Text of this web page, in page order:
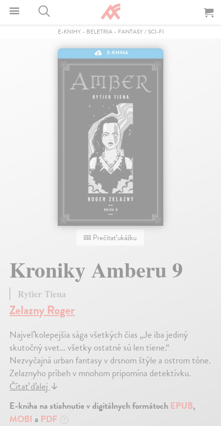
E-KNIHY- BELETRIA- FANTASY / SCI-FI
E-KNIHA
Prečítať ukážku
Kroniky Amberu 9
Rytier Tiena
Zelazny Roger
Najveľkolepejšia sága všetkých čias „Je iba jediný
skutočný svet… všetky ostatné sú len tiene.“
Nezvyčajná urban fantasy v drsnom štýle a ostrom tóne.
Zelaznyho príbeh v mnohom pripomína detektívku.
Čítať ďalej↓
E-kniha na stiahnutie v digitálnych formátoch EPUB,
MOBI a PDF ?